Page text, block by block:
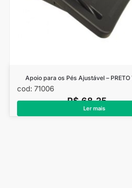
Apoio para os Pés Ajustável – PRETO
cod: 71006
R$68,25
Ler mais